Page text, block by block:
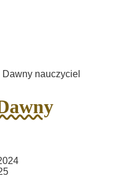
Dawny nauczyciel